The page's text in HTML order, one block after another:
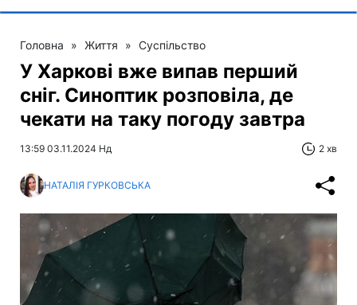
Головна » Життя » Суспільство
У Харкові вже випав перший
сніг. Синоптик розповіла, де
чекати на таку погоду завтра
13:59 03.11.2024 Нд 2 хв
НАТАЛІЯ ГУРКОВСЬКА